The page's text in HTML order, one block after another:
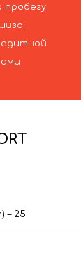
пробегу
– 25